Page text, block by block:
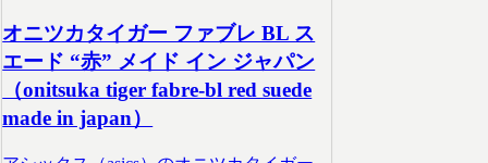
オニツカタイガー ファブレ BL ス
エード “赤” メイド イン ジャパン
（onitsuka tiger fabre-bl red suede
made in japan）